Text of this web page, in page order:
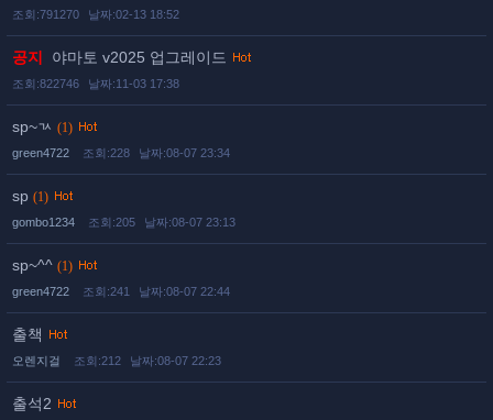
조회:791270 날짜:02-13 18:52
공지 야마토 v2025 업그레이드
조회:822746 날짜:11-03 17:38
sp~ㄳ (1)
green4722 조회:228 날짜:08-07 23:34
sp (1)
gombo1234 조회:205 날짜:08-07 23:13
sp~^^ (1)
green4722 조회:241 날짜:08-07 22:44
출책
오렌지걸 조회:212 날짜:08-07 22:23
출석2